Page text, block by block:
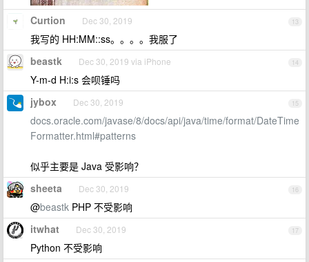
13
Curtion Dec 30, 2019
我写的 HH:MM::ss。。。。我服了
14
beastk Dec 30, 2019 via iPhone
Y-m-d H:i:s 会呗锤吗
15
jybox Dec 30, 2019
docs.oracle.com/javase/8/docs/api/java/time/format/DateTime
Formatter.html#patterns
似乎主要是 Java 受影响？
16
sheeta Dec 30, 2019
@beastk PHP 不受影响
17
itwhat Dec 30, 2019
Python 不受影响